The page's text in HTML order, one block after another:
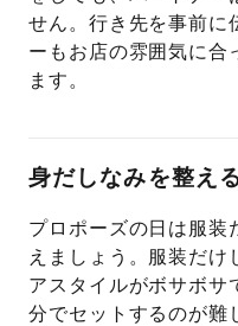
せん。行き先を事前に
ーもお店の雰囲気に合
ます。
身だしなみを整え
プロポーズの日は服装
えましょう。服装だけ
アスタイルがボサボサ
分でセットするのが難